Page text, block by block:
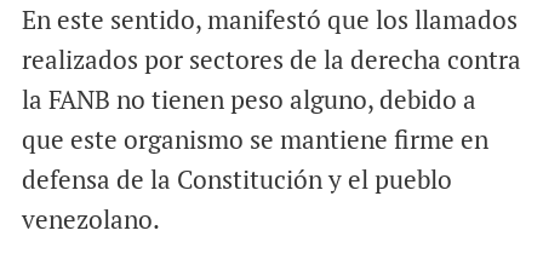
En este sentido, manifestó que los llamados
realizados por sectores de la derecha contra
la FANB no tienen peso alguno, debido a
que este organismo se mantiene firme en
defensa de la Constitución y el pueblo
venezolano.